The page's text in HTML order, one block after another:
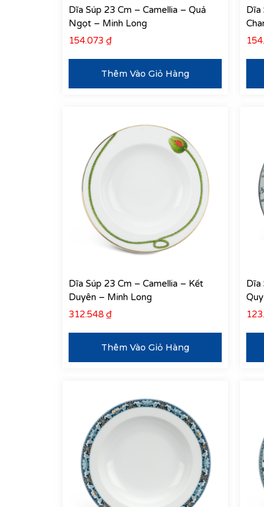
Dĩa Súp 23 Cm – Camellia – Quả
Ngọt – Minh Long
154.073 ₫
Thêm Vào Giỏ Hàng
Dĩa
Dĩa Súp 23 Cm – Camellia – Kết
Duyên – Minh Long
312.548 ₫
Thêm Vào Giỏ Hàng
Dĩa